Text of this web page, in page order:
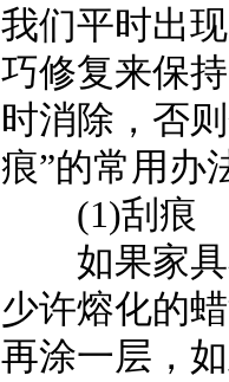
我们平时出
巧修复来保
时消除，否
痕”的常用办
(1)刮痕
如果家具
少许熔化的
再涂一层，